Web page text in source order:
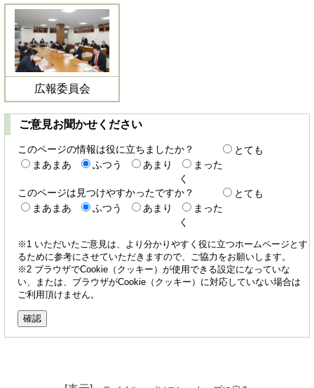
広報委員会
ご意見お聞かせください
このページの情報は役に立ちましたか？
とても
まあまあ
ふつう あまり
まった
く
このページは見つけやすかったですか？
とても
まあまあ
ふつう あまり
まった
く
※1 いただいたご意見は、より分かりやすく役に立つホームページとす
るために参考にさせていただきますので、ご協力をお願いします。
※2 ブラウザでCookie（クッキー）が使用できる設定になっていな
い、または、ブラウザがCookie（クッキー）に対応していない場合は
ご利用頂けません。